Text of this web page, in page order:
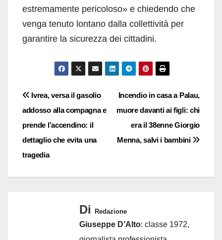
estremamente pericoloso» e chiedendo che
venga tenuto lontano dalla collettività per
garantire la sicurezza dei cittadini.
Navigazione
articoli
Incendio in casa a Palau,
muore davanti ai figli: chi
era il 38enne Giorgio
Menna, salvi i bambini
Ivrea, versa il gasolio
addosso alla compagna e
prende l’accendino: il
dettaglio che evita una
tragedia
Di Redazione
Giuseppe D’Alto: classe 1972,